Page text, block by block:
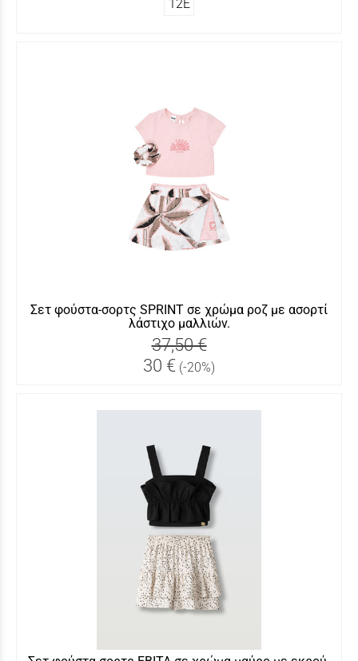
12Ε
Σετ φούστα-σορτς SPRINT σε χρώμα ροζ με ασορτί
λάστιχο μαλλιών.
37,50 €
30 € (-20%)